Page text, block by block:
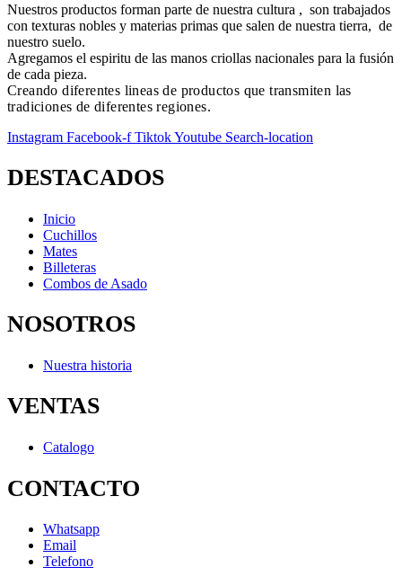
Nuestros productos forman parte de nuestra cultura , son trabajados
con texturas nobles y materias primas que salen de nuestra tierra, de
nuestro suelo.
Agregamos el espiritu de las manos criollas nacionales para la fusión
de cada pieza.
Creando diferentes lineas de productos que transmiten las
tradiciones de diferentes regiones.
Instagram Facebook-f TiktokYoutube Search-location
DESTACADOS
Inicio
Cuchillos
Mates
Billeteras
Combos de Asado
NOSOTROS
Nuestra historia
VENTAS
Catalogo
CONTACTO
Whatsapp
Email
Telefono